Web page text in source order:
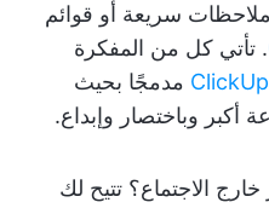
سريعة أو قوائم
. تأتي كل من المفكرة
مدمجًا بحيث
أكبر وباختصار وإبداع.
الاجتماع؟ تتيح لك